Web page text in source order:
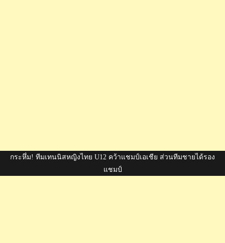
กระหึ่ม! ทีมเทนนิสหญิงไทย U12 คว้าแชมป์เอเชีย ส่วนทีมชายได้รอง
แชมป์